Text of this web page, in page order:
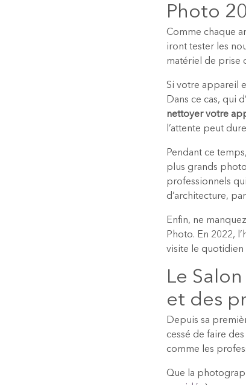
Photo
Comme chaque
iront tester les
matériel de prise
Si votre appareil
Dans ce cas, qui
nettoyer votre
l’attente peut
Pendant ce
plus grands
professionnels
d’architecture,
Enfin, ne
Photo. En 2022,
visite le quotidien
Le
et des
Depuis sa
cessé de faire
comme les
Que la